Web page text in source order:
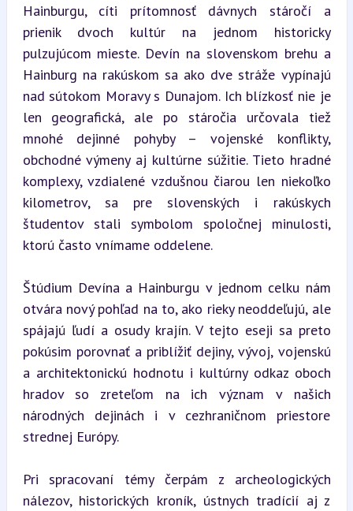
Hainburgu, cíti prítomnosť dávnych stáročí a
prienik dvoch kultúr na jednom historicky
pulzujúcom mieste. Devín na slovenskom brehu a
Hainburg na rakúskom sa ako dve stráže vypínajú
nad sútokom Moravy s Dunajom. Ich blízkosť nie je
len geografická, ale po stáročia určovala tiež
mnohé dejinné pohyby – vojenské konflikty,
obchodné výmeny aj kultúrne súžitie. Tieto hradné
komplexy, vzdialené vzdušnou čiarou len niekoľko
kilometrov, sa pre slovenských i rakúskych
študentov stali symbolom spoločnej minulosti,
ktorú často vnímame oddelene.
Štúdium Devína a Hainburgu v jednom celku nám
otvára nový pohľad na to, ako rieky neoddeľujú, ale
spájajú ľudí a osudy krajín. V tejto eseji sa preto
pokúsim porovnať a priblížiť dejiny, vývoj, vojenskú
a architektonickú hodnotu i kultúrny odkaz oboch
hradov so zreteľom na ich význam v našich
národných dejinách i v cezhraničnom priestore
strednej Európy.
Pri spracovaní témy čerpám z archeologických
nálezov, historických kroník, ústnych tradícií aj z